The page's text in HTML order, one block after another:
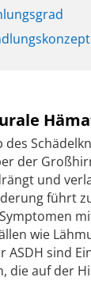
der
und
führt
wie
ASDH sind
die auf der